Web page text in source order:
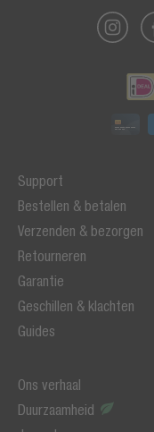
Support
Bestellen & betalen
Verzenden & bezorgen
Retourneren
Garantie
Geschillen & klachten
Guides
Ons verhaal
Duurzaamheid